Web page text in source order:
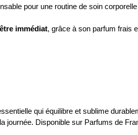
pour une routine de soin
immédiat, grâce à son parfum frais
qui équilibre et sublime
journée. Disponible sur Parfums de